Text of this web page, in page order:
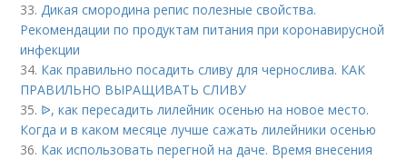
33.Дикая смородина репис полезные свойства.
Рекомендации по продуктам питания при коронавирусной
инфекции
34. Как правильно посадить сливу для чернослива. КАК
ПРАВИЛЬНО ВЫРАЩИВАТЬ СЛИВУ
35. ᐉ, как пересадить лилейник осенью на новое место.
Когда и в каком месяце лучше сажать лилейники осенью
36. Как использовать перегной на даче. Время внесения